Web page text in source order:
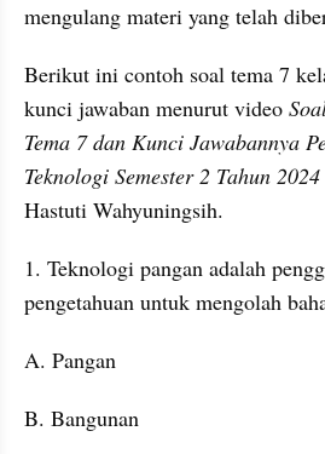
mengulang materi yang telah
Berikut ini contoh soal tema 7
kunci jawaban menurut video
Tema 7 dan Kunci Jawabannya
Teknologi Semester 2 Tahun 2024
Hastuti Wahyuningsih.
1. Teknologi pangan adalah
pengetahuan untuk mengolah
A. Pangan
B. Bangunan